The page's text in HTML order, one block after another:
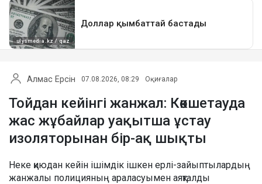
Алмас Ерсін 07.08.2026, 08:29 Оқиғалар
Тойдан кейінгі жанжал: Көкшетауда
жас жұбайлар уақытша ұстау
изоляторынан бір-ақ шықты
Неке қиюдан кейін ішімдік ішкен ерлі-зайыптылардың
жанжалы полицияның араласуымен аяқталды